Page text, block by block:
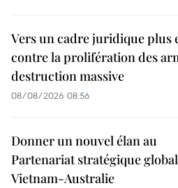
Vers un cadre juridique plus
contre la prolifération des
destruction massive
08/08/2026 08:56
Donner un nouvel élan au
Partenariat stratégique global
Vietnam-Australie